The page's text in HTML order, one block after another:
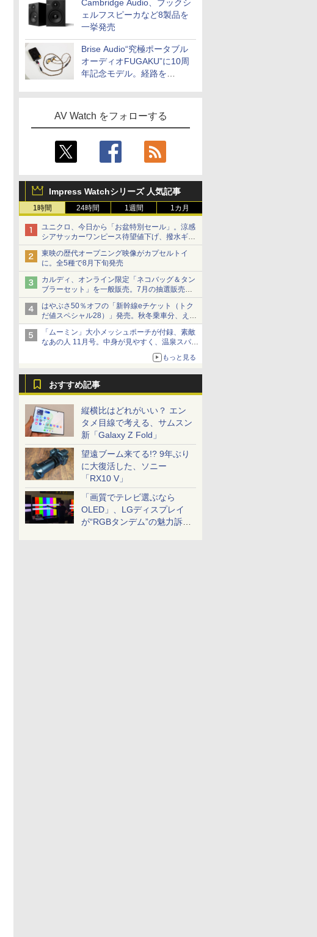
Cambridge Audio、ブックシ
ェルフスピーカなど8製品を
一挙発売
Brise Audio“究極ポータブル
オーディオFUGAKU”に10周
年記念モデル。経路を
AV Watch をフォローする
Impress Watchシリーズ 人気記事
1時間 24時間 1週間 1カ月
ユニクロ、今日から「お盆特別セール」。涼感
シアサッカーワンピース待望値下げ、撥水ギア
ショーツは1990円に
東映の歴代オープニング映像がカプセルトイ
に。全5種で8月下旬発売
カルディ、オンライン限定「ネコバッグ＆タン
ブラーセット」を一般販売。7月の抽選販売の
当選無効分
はやぶさ50％オフの「新幹線eチケット（トク
だ値スペシャル28）」発売。秋冬乗車分、えき
ねっと限定
「ムーミン」大小メッシュポーチが付録、素敵
なあの人 11月号。中身が見やすく、温泉スパに
もっと見る
おすすめ記事
縦横比はどれがいい？ エン
タメ目線で考える、サムスン
新「Galaxy Z Fold」
望遠ブーム来てる!? 9年ぶり
に大復活した、ソニー
「RX10 V」
「画質でテレビ選ぶなら
OLED」、LGディスプレイ
が“RGBタンデム”の魅力訴